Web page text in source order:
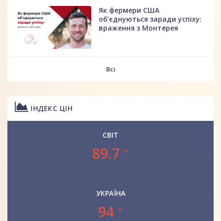
Як фермери США
об’єднуються заради успіху:
враження з Монтерея
Всі
ІНДЕКС ЦІН
СВІТ
89.7
УКРАЇНА
94